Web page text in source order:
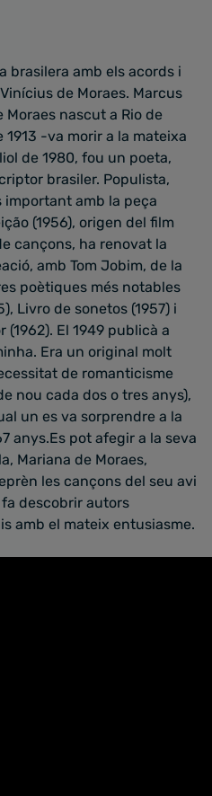
brasilera amb els acords i
de Moraes. Marcus
Moraes nascut a Rio de
-va morir a la mateixa
de 1980, fou un poeta,
brasiler. Populista,
important amb la peça
(1956), origen del film
cançons, ha renovat la
amb Tom Jobim, de la
poètiques més notables
Livro de sonetos (1957) i
El 1949 publicà a
Era un original molt
de romanticisme
nou cada dos o tres anys),
un es va sorprendre a la
anys.Es pot afegir a la seva
Mariana de Moraes,
les cançons del seu avi
descobrir autors
amb el mateix entusiasme.